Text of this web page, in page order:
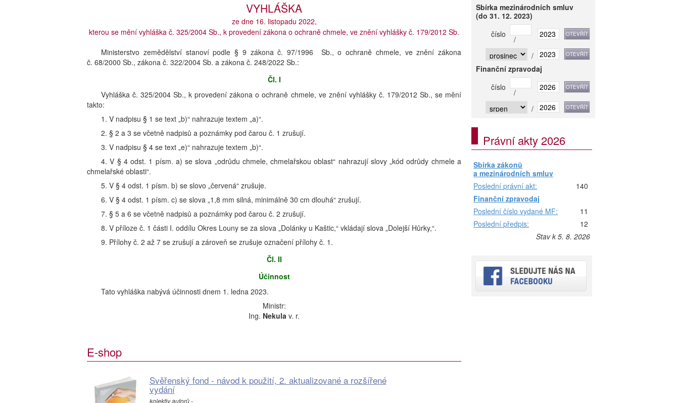
VYHLÁŠKA
ze dne 16. listopadu 2022,
kterou se mění vyhláška č. 325/2004 Sb., k provedení zákona o ochraně chmele, ve znění vyhlášky č. 179/2012 Sb.
Ministerstvo zemědělství stanoví podle § 9 zákona č. 97/1996 Sb., o ochraně chmele, ve znění zákona
č. 68/2000 Sb., zákona č. 322/2004 Sb. a zákona č. 248/2022 Sb.:
Čl. I
Vyhláška č. 325/2004 Sb., k provedení zákona o ochraně chmele, ve znění vyhlášky č. 179/2012 Sb., se mění
takto:
1. V nadpisu § 1 se text „b)“ nahrazuje textem „a)“.
2. § 2 a 3 se včetně nadpisů a poznámky pod čarou č. 1 zrušují.
3. V nadpisu § 4 se text „e)“ nahrazuje textem „b)“.
4. V § 4 odst. 1 písm. a) se slova „odrůdu chmele, chmelařskou oblast“ nahrazují slovy „kód odrůdy chmele a
chmelařské oblasti“.
5. V § 4 odst. 1 písm. b) se slovo „červená“ zrušuje.
6. V § 4 odst. 1 písm. c) se slova „1,8 mm silná, minimálně 30 cm dlouhá“ zrušují.
7. § 5 a 6 se včetně nadpisů a poznámky pod čarou č. 2 zrušují.
8. V příloze č. 1 části I. oddílu Okres Louny se za slova „Dolánky u Kaštic,“ vkládají slova „Dolejší Hůrky,“.
9. Přílohy č. 2 až 7 se zrušují a zároveň se zrušuje označení přílohy č. 1.
Čl. II
Účinnost
Tato vyhláška nabývá účinnosti dnem 1. ledna 2023.
Ministr:
Ing. Nekula v. r.
E-shop
Svěřenský fond - návod k použití, 2. aktualizované a rozšířené
vydání
kolektiv autorů -
Sbírka mezinárodních smluv
(do 31. 12. 2023)
číslo
/
/
Finanční zpravodaj
číslo
/
/
Právní akty 2026
Sbírka zákonů
a mezinárodních smluv
Poslední právní akt:
140
Finanční zpravodaj
Poslední číslo vydané MF:
11
Poslední předpis:
12
Stav k 5. 8. 2026